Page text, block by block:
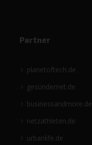
Partner
planetoftech.de
gesündernet.de
businessandmore.de
netzathleten.de
urbanlife.de